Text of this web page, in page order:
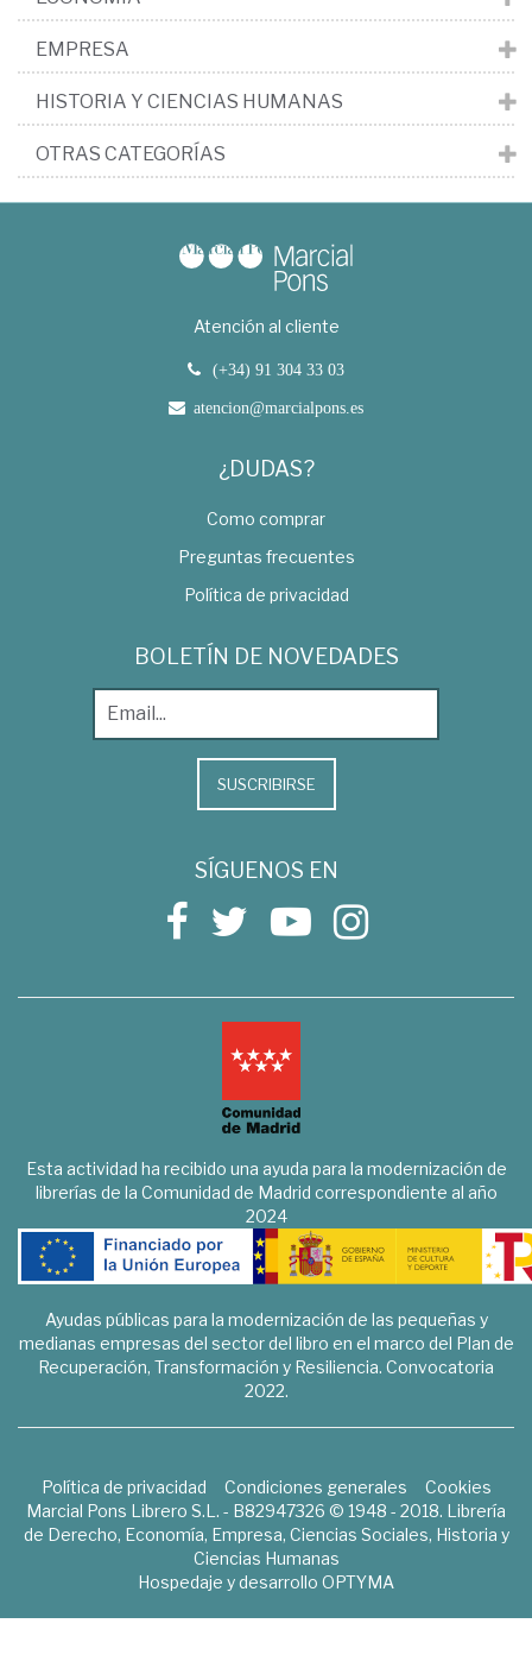
EMPRESA
HISTORIA Y CIENCIAS HUMANAS
OTRAS CATEGORÍAS
Atención al cliente
(+34) 91 304 33 03
atencion@marcialpons.es
¿DUDAS?
Como comprar
Preguntas frecuentes
Política de privacidad
BOLETÍN DE NOVEDADES
SUSCRIBIRSE
SÍGUENOS EN
Esta actividad ha recibido una ayuda para la modernización de
librerías de la Comunidad de Madrid correspondiente al año
2024
Ayudas públicas para la modernización de las pequeñas y
medianas empresas del sector del libro en el marco del Plan de
Recuperación, Transformación y Resiliencia. Convocatoria
2022.
Política de privacidad Condiciones generales
Cookies
Marcial Pons Librero S.L. - B82947326 © 1948 - 2018. Librería
de Derecho, Economía, Empresa, Ciencias Sociales, Historia y
Ciencias Humanas
Hospedaje y desarrollo OPTYMA